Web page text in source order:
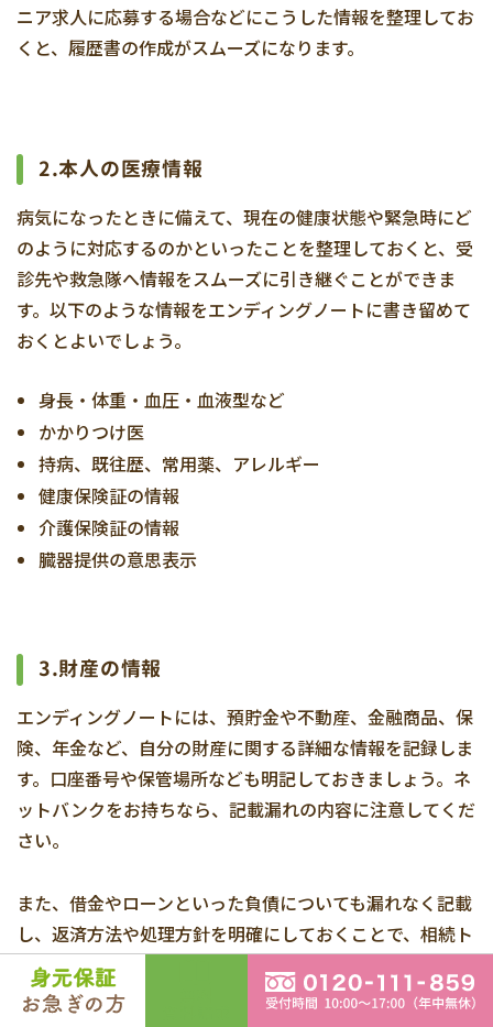
ニア求人に応募する場合などにこうした情報を整理してお
くと、履歴書の作成がスムーズになります。
2.本人の医療情報
病気になったときに備えて、現在の健康状態や緊急時にど
のように対応するのかといったことを整理しておくと、受
診先や救急隊へ情報をスムーズに引き継ぐことができま
す。以下のような情報をエンディングノートに書き留めて
おくとよいでしょう。
身長・体重・血圧・血液型など
かかりつけ医
持病、既往歴、常用薬、アレルギー
健康保険証の情報
介護保険証の情報
臓器提供の意思表示
3.財産の情報
エンディングノートには、預貯金や不動産、金融商品、保
険、年金など、自分の財産に関する詳細な情報を記録しま
す。口座番号や保管場所なども明記しておきましょう。ネ
ットバンクをお持ちなら、記載漏れの内容に注意してくだ
さい。
また、借金やローンといった負債についても漏れなく記載
し、返済方法や処理方針を明確にしておくことで、相続ト
ラブルを未然に防ぐことができます。遺族に負担をかけな
いためにも、財産情報の記録は欠かせません。